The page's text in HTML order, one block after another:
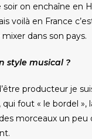
soir on enchaîne en
voilà en France
dans son pays.
style musical ?
producteur je
fout « le bordel »,
morceaux un